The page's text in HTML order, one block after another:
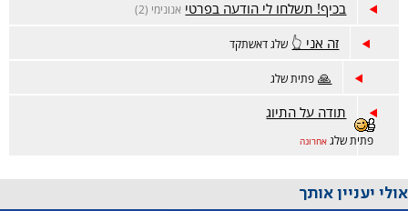
בכיף! תשלחו לי הודעה בפרטי אנונימי (2)
זה אני 👆 שלג דאשתקד
🙏 פתית שלג
תודה על התיוג
פתית שלג אחרונה
אולי יעניין אותך